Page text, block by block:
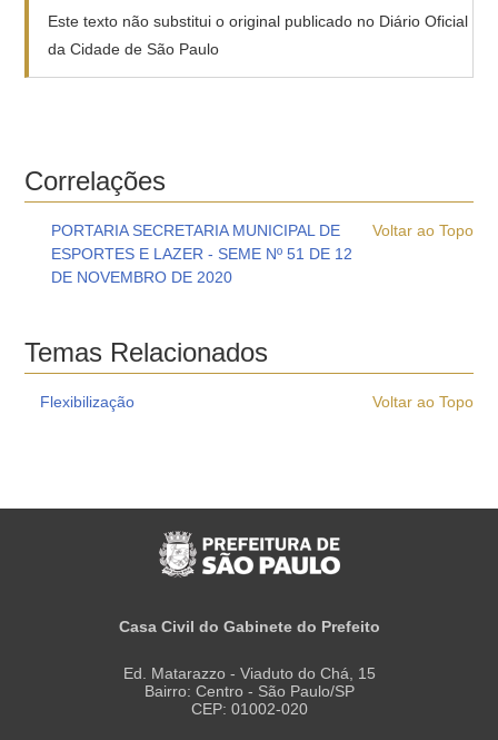
Este texto não substitui o original publicado no Diário Oficial
da Cidade de São Paulo
Correlações
Voltar ao Topo
PORTARIA SECRETARIA MUNICIPAL DE
ESPORTES E LAZER - SEME Nº 51 DE 12
DE NOVEMBRO DE 2020
Temas Relacionados
Voltar ao Topo
Flexibilização
Casa Civil do Gabinete do Prefeito
Ed. Matarazzo - Viaduto do Chá, 15
Bairro: Centro - São Paulo/SP
CEP: 01002-020